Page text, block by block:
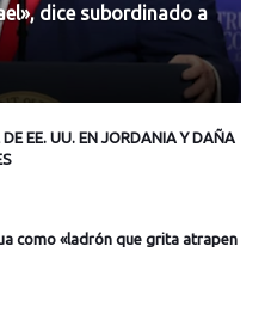
dice subordinado a
EE. UU. EN JORDANIA Y DAÑA
como «ladrón que grita atrapen